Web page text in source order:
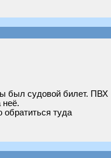
судовой билет. ПВХ
неё.
туда